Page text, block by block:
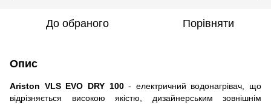
До обраного Порівняти
Опис
Ariston VLS EVO DRY 100- електричний водонагрівач, що
відрізняється високою якістю, дизайнерським зовнішнім